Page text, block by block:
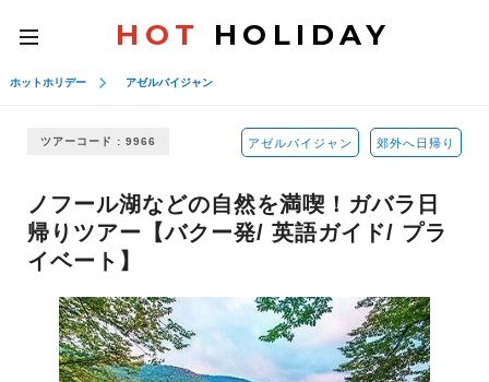
toggle
navigation
HOT HOLIDAY
ホットホリデー アゼルバイジャン
ツアーコード : 9966 アゼルバイジャン 郊外へ日帰り
ノフール湖などの自然を満喫！ガバラ日
帰りツアー【バクー発/ 英語ガイド/ プラ
イベート】